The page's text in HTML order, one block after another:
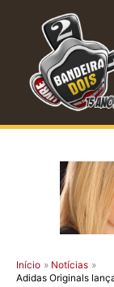
conteúdo
Início
Notícias
Adidas Originals